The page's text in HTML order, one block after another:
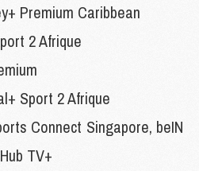
Premium Caribbean
2 Afrique
Sport 2 Afrique
Connect Singapore, beIN
TV+